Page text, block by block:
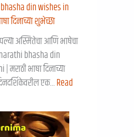
din wishes in
दिनाच्या शुभेच्छा
अस्मितेचा आणि भाषेचा
bhasha din
भाषा दिनाच्या
एक…Read